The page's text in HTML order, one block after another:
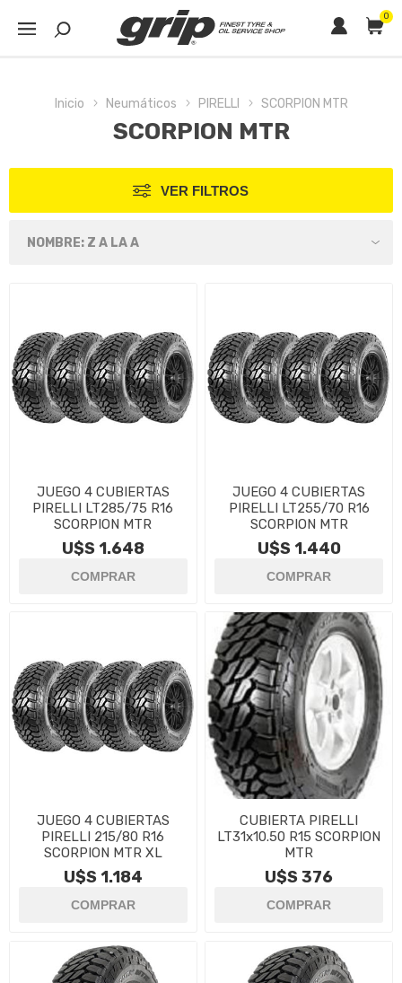
0
Inicio Neumáticos PIRELLI SCORPION MTR
SCORPION MTR
VER FILTROS
JUEGO 4 CUBIERTAS
PIRELLI LT285/75 R16
SCORPION MTR
U$S 1.648
JUEGO 4 CUBIERTAS
PIRELLI LT255/70 R16
SCORPION MTR
U$S 1.440
JUEGO 4 CUBIERTAS
PIRELLI 215/80 R16
SCORPION MTR XL
U$S 1.184
CUBIERTA PIRELLI
LT31x10.50 R15 SCORPION
MTR
U$S 376